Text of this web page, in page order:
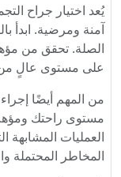
يُعد اختيار جراح
آمنة ومرضية. ابدأ
الصلة. تحقق من
على مستوى عالٍ من
من المهم أيضًا
مستوى راحتك
العمليات
المخاطر المحتملة